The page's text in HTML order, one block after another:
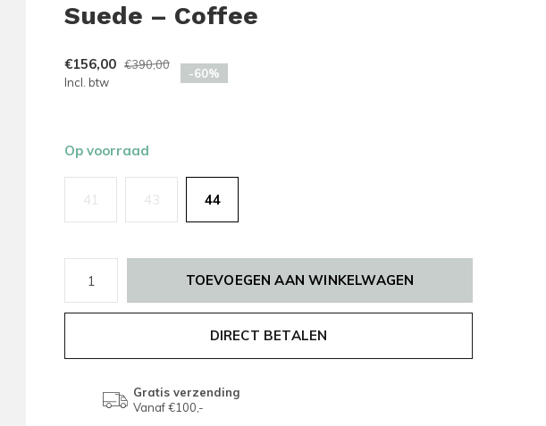
Suede – Coffee
€156,00 €390,00
Incl. btw
-60%
Op voorraad
41 43 44
TOEVOEGEN AAN WINKELWAGEN
DIRECT BETALEN
Gratis verzending
Vanaf €100,-